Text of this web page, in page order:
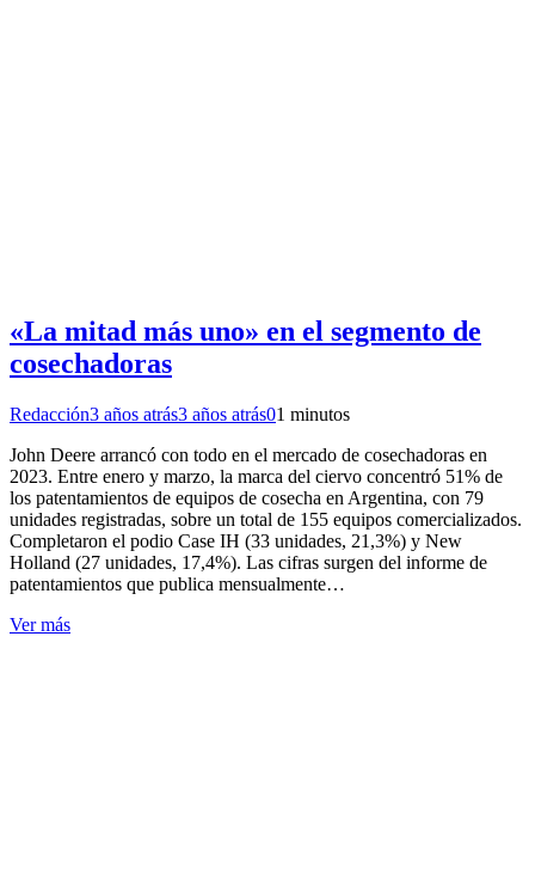
«La mitad más uno» en el segmento de
cosechadoras
Redacción3 años atrás3 años atrás01 minutos
John Deere arrancó con todo en el mercado de cosechadoras en
2023. Entre enero y marzo, la marca del ciervo concentró 51% de
los patentamientos de equipos de cosecha en Argentina, con 79
unidades registradas, sobre un total de 155 equipos comercializados.
Completaron el podio Case IH (33 unidades, 21,3%) y New
Holland (27 unidades, 17,4%). Las cifras surgen del informe de
patentamientos que publica mensualmente…
Ver más